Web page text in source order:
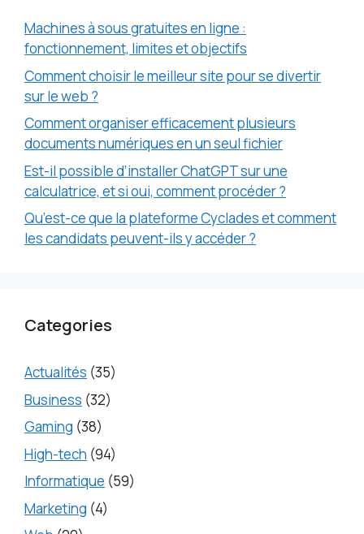
Machines à sous gratuites en ligne :
fonctionnement, limites et objectifs
Comment choisir le meilleur site pour se divertir
sur le web ?
Comment organiser efficacement plusieurs
documents numériques en un seul fichier
Est-il possible d’installer ChatGPT sur une
calculatrice, et si oui, comment procéder ?
Qu’est-ce que la plateforme Cyclades et comment
les candidats peuvent-ils y accéder ?
Categories
Actualités (35)
Business (32)
Gaming (38)
High-tech (94)
Informatique (59)
Marketing (4)